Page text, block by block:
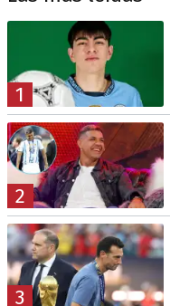
1
2
3